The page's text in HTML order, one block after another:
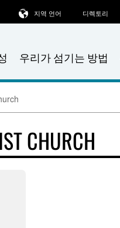
우리가 섬기는 방법
지역 언어 디렉토리
CHURCH